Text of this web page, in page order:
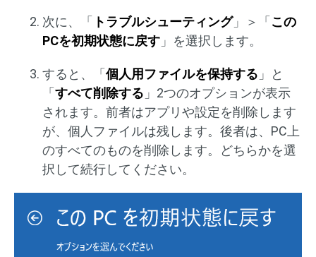
次に、「 トラブルシューティング」＞「 この
PCを初期状態に戻す 」を選択します。
すると、「 個人用ファイルを保持する 」と
「 すべて削除する 」2つのオプションが表示
されます。前者はアプリや設定を削除します
が、個人ファイルは残します。後者は、PC上
のすべてのものを削除します。どちらかを選
択して続行してください。